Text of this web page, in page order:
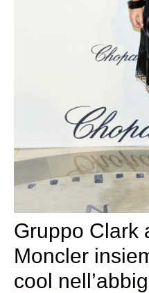
Gruppo Clark
Moncler
cool